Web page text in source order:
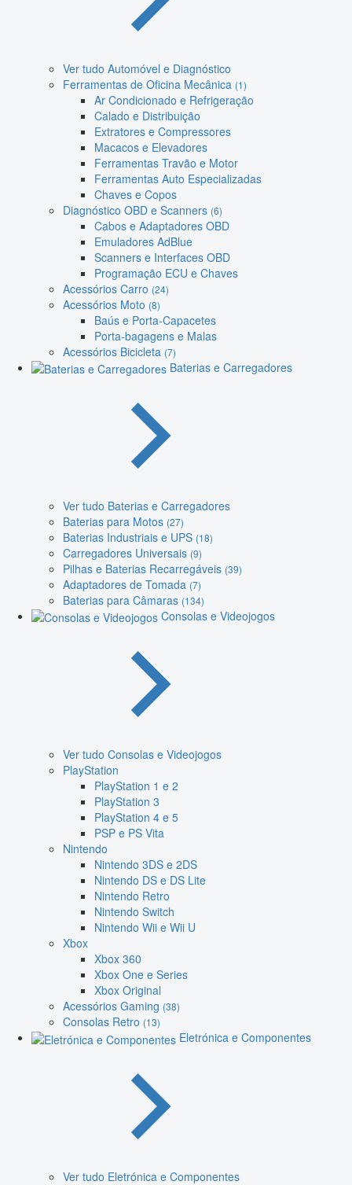
Ver tudo Automóvel e Diagnóstico
Ferramentas de Oficina Mecânica (1)
Ar Condicionado e Refrigeração
Calado e Distribuição
Extratores e Compressores
Macacos e Elevadores
Ferramentas Travão e Motor
Ferramentas Auto Especializadas
Chaves e Copos
Diagnóstico OBD e Scanners (6)
Cabos e Adaptadores OBD
Emuladores AdBlue
Scanners e Interfaces OBD
Programação ECU e Chaves
Acessórios Carro (24)
Acessórios Moto (8)
Baús e Porta-Capacetes
Porta-bagagens e Malas
Acessórios Bicicleta (7)
Baterias e Carregadores
Ver tudo Baterias e Carregadores
Baterias para Motos (27)
Baterias Industriais e UPS (18)
Carregadores Universais (9)
Pilhas e Baterias Recarregáveis (39)
Adaptadores de Tomada (7)
Baterias para Câmaras (134)
Consolas e Videojogos
Ver tudo Consolas e Videojogos
PlayStation
PlayStation 1 e 2
PlayStation 3
PlayStation 4 e 5
PSP e PS Vita
Nintendo
Nintendo 3DS e 2DS
Nintendo DS e DS Lite
Nintendo Retro
Nintendo Switch
Nintendo Wii e Wii U
Xbox
Xbox 360
Xbox One e Series
Xbox Original
Acessórios Gaming (38)
Consolas Retro (13)
Eletrónica e Componentes
Ver tudo Eletrónica e Componentes